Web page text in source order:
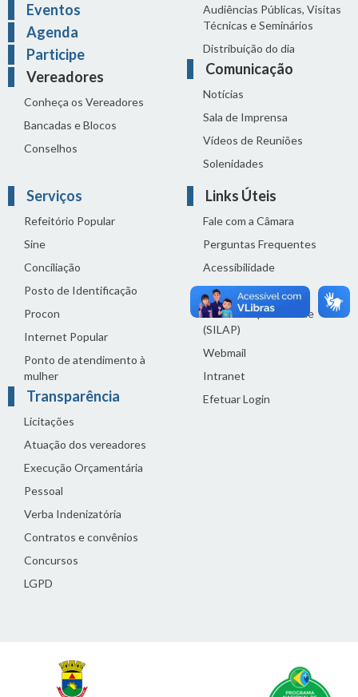
Eventos
Agenda
Participe
Vereadores
Conheça os Vereadores
Bancadas e Blocos
Conselhos
Audiências Públicas, Visitas
Técnicas e Seminários
Distribuição do dia
Comunicação
Notícias
Sala de Imprensa
Vídeos de Reuniões
Solenidades
Serviços
Refeitório Popular
Sine
Conciliação
Posto de Identificação
Procon
Internet Popular
Ponto de atendimento à
mulher
Transparência
Licitações
Atuação dos vereadores
Execução Orçamentária
Pessoal
Verba Indenizatória
Contratos e convênios
Concursos
LGPD
Links Úteis
Fale com a Câmara
Perguntas Frequentes
Acessibilidade
Termos de uso
Política de privacidade
(SILAP)
Webmail
Intranet
Efetuar Login